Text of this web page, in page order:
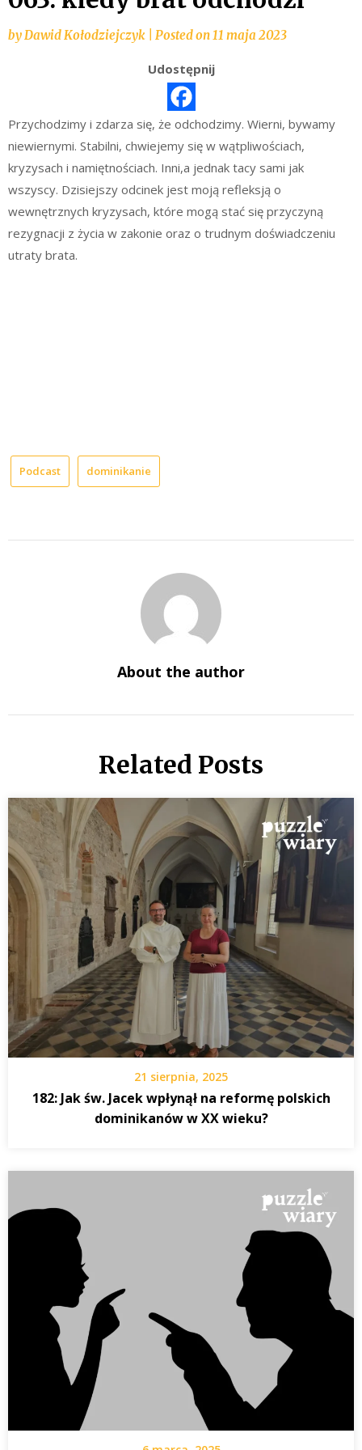
byDawid Kołodziejczyk Posted on11 maja 2023
Udostępnij
Przychodzimy i zdarza się, że odchodzimy. Wierni, bywamy
niewiernymi. Stabilni, chwiejemy się w wątpliwościach,
kryzysach i namiętnościach. Inni,a jednak tacy sami jak
wszyscy. Dzisiejszy odcinek jest moją refleksją o
wewnętrznych kryzysach, które mogą stać się przyczyną
rezygnacji z życia w zakonie oraz o trudnym doświadczeniu
utraty brata.
Podcast dominikanie
About the author
Related Posts
21 sierpnia, 2025
182: Jak św. Jacek wpłynął na reformę polskich
dominikanów w XX wieku?